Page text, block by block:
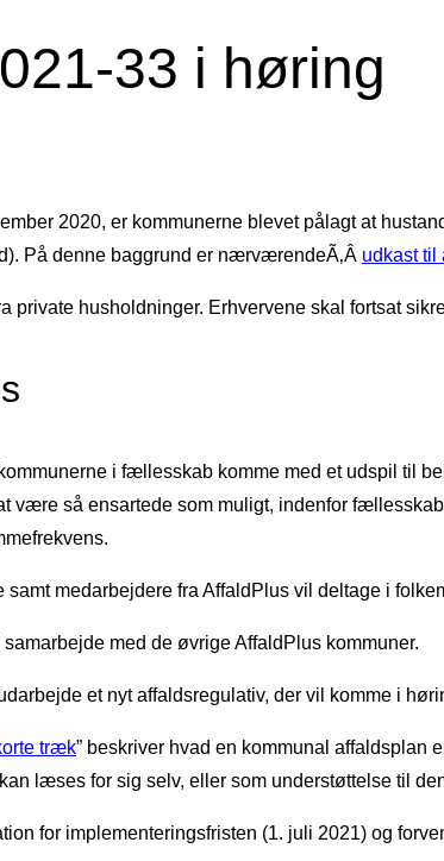
33 i høring
2020, er kommunerne blevet pålagt at
På denne baggrund er nærværendeÃ‚Â udkast til
private husholdninger. Erhvervene skal fortsat
i fællesskab komme med et udspil
så ensartede som muligt, indenfor
medarbejdere fra AffaldPlus vil deltage i
med de øvrige AffaldPlus kommuner.
et nyt affaldsregulativ, der vil komme i
træk” beskriver hvad en kommunal affaldsplan
læses for sig selv, eller som understøttelse til
for implementeringsfristen (1. juli 2021) og